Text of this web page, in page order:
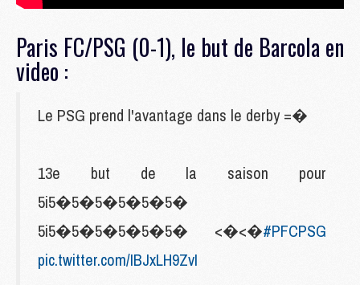
Paris FC/PSG (0-1), le but de Barcola en
video :
Le PSG prend l'avantage dans le derby =�
13e but de la saison pour
5i5�5�5�5�5�5�
5i5�5�5�5�5�5� <�<�#PFCPSG
pic.twitter.com/IBJxLH9ZvI